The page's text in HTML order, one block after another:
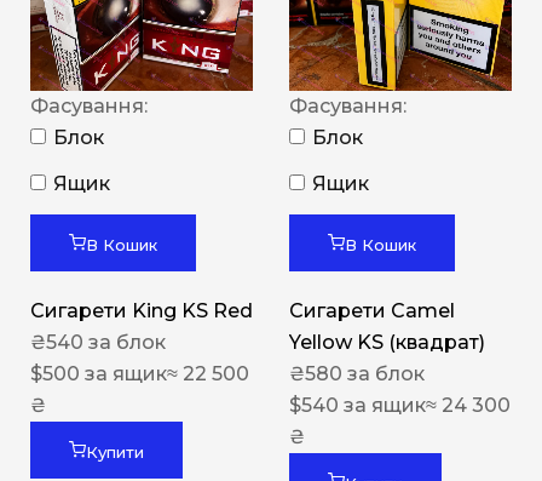
Фасування:
Блок
Ящик
В Кошик
Сигарети King KS Red
₴540 за блок
$500 за ящик≈ 22 500
₴
Купити
Фасування:
Блок
Ящик
В Кошик
Сигарети Camel
Yellow KS (квадрат)
₴580 за блок
$540 за ящик≈ 24 300
₴